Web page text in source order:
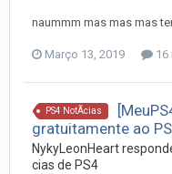
naummm mas mas mas
Março 13, 2019 16
PS4 NotÃ­cias
gratuitamente ao
NykyLeonHeart
cias de PS4